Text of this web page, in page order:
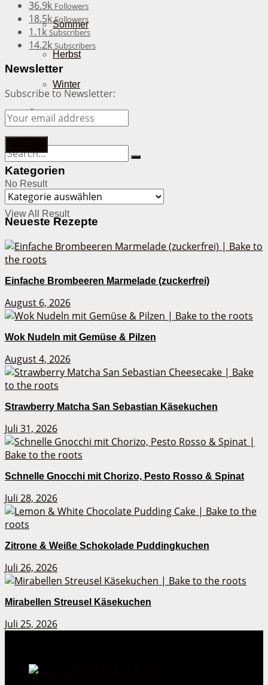
Sommer
Herbst
Winter
Über mich
No Result
View All Result
36.9k Followers
18.5k Followers
1.1k Subscribers
14.2k Subscribers
Newsletter
Subscribe to Newsletter:
Kategorien
Kategorien
Neueste Rezepte
Einfache Brombeeren Marmelade (zuckerfrei)
August 6, 2026
Wok Nudeln mit Gemüse & Pilzen
August 4, 2026
Strawberry Matcha San Sebastian Käsekuchen
Juli 31, 2026
Schnelle Gnocchi mit Chorizo, Pesto Rosso & Spinat
Juli 28, 2026
Zitrone & Weiße Schokolade Puddingkuchen
Juli 26, 2026
Mirabellen Streusel Käsekuchen
Juli 25, 2026